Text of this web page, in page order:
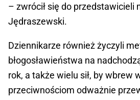
– zwrócił się do przedstawicieli
Jędraszewski.
Dziennikarze również życzyli
błogosławieństwa na
rok, a także wielu sił, by wbrew
przeciwnościom odważnie